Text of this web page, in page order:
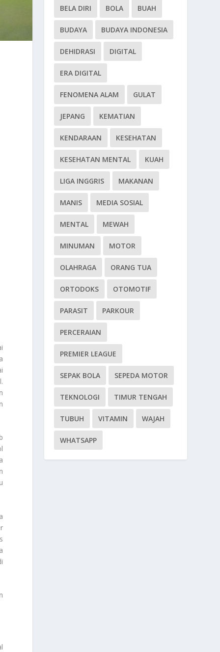
BELA DIRI BOLA BUAH
BUDAYA BUDAYA INDONESIA
DEHIDRASI DIGITAL
ERA DIGITAL
FENOMENA ALAM GULAT
JEPANG KEMATIAN
KENDARAAN KESEHATAN
KESEHATAN MENTAL KUAH
LIGA INGGRIS MAKANAN
MANIS MEDIA SOSIAL
MENTAL MEWAH
MINUMAN MOTOR
OLAHRAGA ORANG TUA
ORTODOKS OTOMOTIF
PARASIT PARKOUR
PERCERAIAN
PREMIER LEAGUE
SEPAK BOLA SEPEDA MOTOR
TEKNOLOGI TIMUR TENGAH
TUBUH VITAMIN WAJAH
WHATSAPP